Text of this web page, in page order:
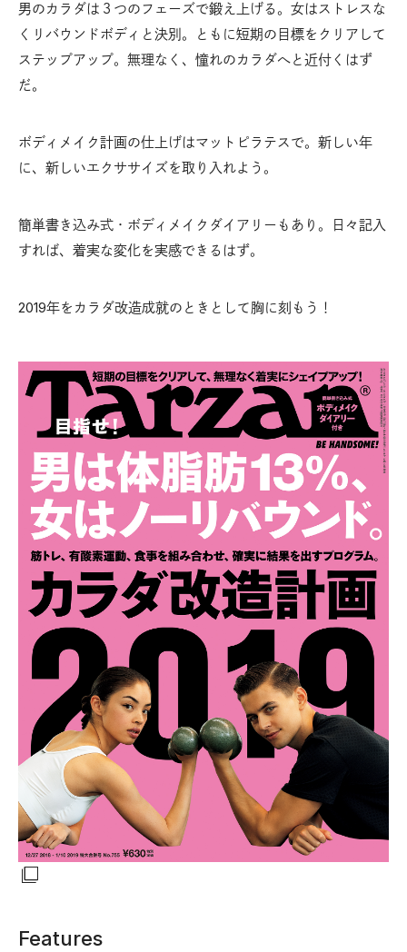
男のカラダは３つのフェーズで鍛え上げる。女はストレスな
くリバウンドボディと決別。ともに短期の目標をクリアして
ステップアップ。無理なく、憧れのカラダへと近付くはず
だ。
ボディメイク計画の仕上げはマットピラテスで。新しい年
に、新しいエクササイズを取り入れよう。
簡単書き込み式・ボディメイクダイアリーもあり。日々記入
すれば、着実な変化を実感できるはず。
2019年をカラダ改造成就のときとして胸に刻もう！
Features